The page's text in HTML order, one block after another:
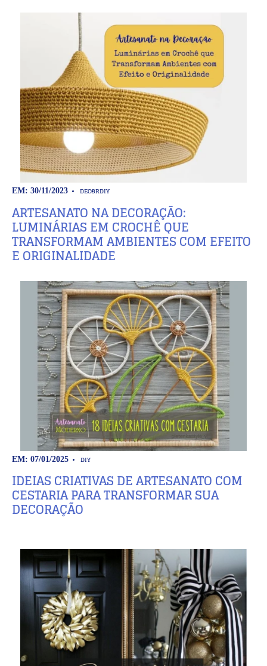
EM: 30/11/2023 DECORDIY
ARTESANATO NA DECORAÇÃO:
LUMINÁRIAS EM CROCHÊ QUE
TRANSFORMAM AMBIENTES COM EFEITO
E ORIGINALIDADE
EM: 07/01/2025 DIY
IDEIAS CRIATIVAS DE ARTESANATO COM
CESTARIA PARA TRANSFORMAR SUA
DECORAÇÃO